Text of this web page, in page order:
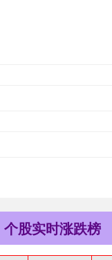
个股实时涨跌榜